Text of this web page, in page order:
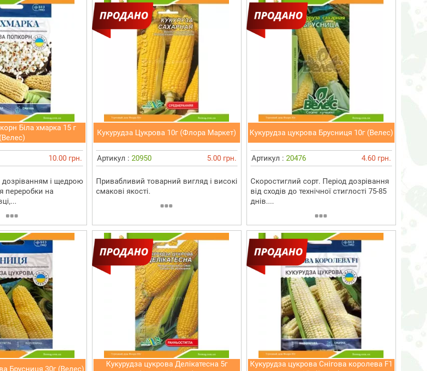
Біла хмарка 15 г
(Велес)
10.00 грн.
і щедрою
переробки на
Кукурудза Цукрова 10г (Флора Маркет)
Артикул : 20950 5.00 грн.
Привабливий товарний вигляд і високі
смакові якості.
Кукурудза цукрова Брусниця 10г (Велес)
Артикул : 20476 4.60 грн.
Скоростиглий сорт. Період дозрівання
від сходів до технічної стиглості 75-85
днів....
Брусниця 30г (Велес)
Кукурудза цукрова Делікатесна 5г
Кукурудза цукрова Снігова королева F1